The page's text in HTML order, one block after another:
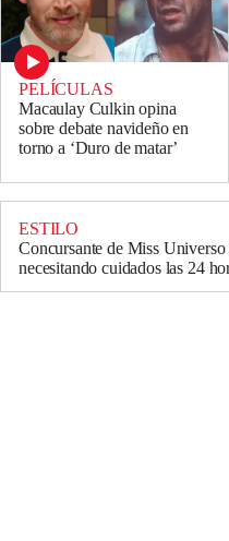
PELÍCULAS
Macaulay Culkin opina
sobre debate navideño en
torno a ‘Duro de matar’
ESTILO
Concursante de Miss Universo
necesitando cuidados las 24